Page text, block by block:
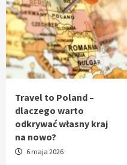
Travel to Poland –
dlaczego warto
odkrywać własny kraj
na nowo?
6 maja 2026